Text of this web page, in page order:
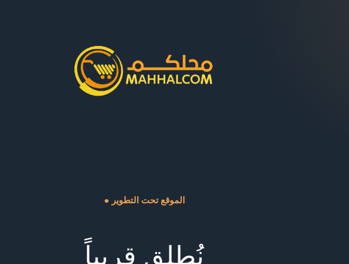
● الموقع تحت التطوير
نُطلق قريباً